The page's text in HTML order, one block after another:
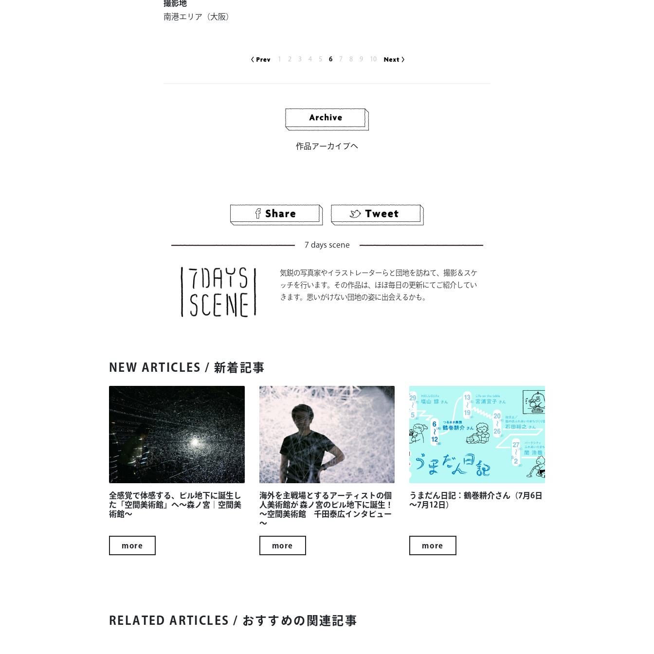
撮影地
南港エリア（大阪）
1 2 3 4 5 6 7 8 9 10
作品アーカイブへ
7 days scene
気鋭の写真家やイラストレーターらと団地を訪ねて、撮影＆スケ
ッチを行います。その作品は、ほぼ毎日の更新にてご紹介してい
きます。思いがけない団地の姿に出会えるかも。
NEW ARTICLES / 新着記事
全感覚で体感する、ビル地下に誕生し
た「空間美術館」へ～森ノ宮｜空間美
術館～
more
海外を主戦場とするアーティストの個
人美術館が 森ノ宮のビル地下に誕生！
～空間美術館 千田泰広インタビュー
～
more
うまだん日記：鶴巻耕介さん（7月6日
～7月12日）
more
RELATED ARTICLES / おすすめの関連記事